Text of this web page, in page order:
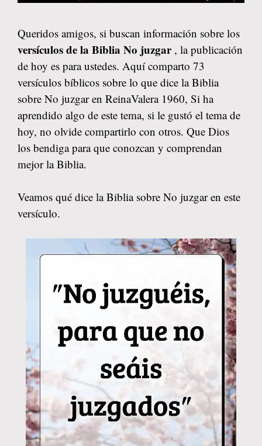
Queridos amigos, si buscan información sobre los
versículos de la Biblia No juzgar , la publicación
de hoy es para ustedes. Aquí comparto 73
versículos bíblicos sobre lo que dice la Biblia
sobre No juzgar en ReinaValera 1960, Si ha
aprendido algo de este tema, si le gustó el tema de
hoy, no olvide compartirlo con otros. Que Dios
los bendiga para que conozcan y comprendan
mejor la Biblia.
Veamos qué dice la Biblia sobre No juzgar en este
versículo.